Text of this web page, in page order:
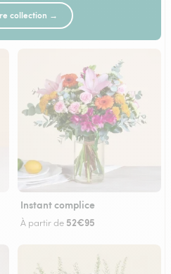
collection →
Instant complice
À partir de 52€95